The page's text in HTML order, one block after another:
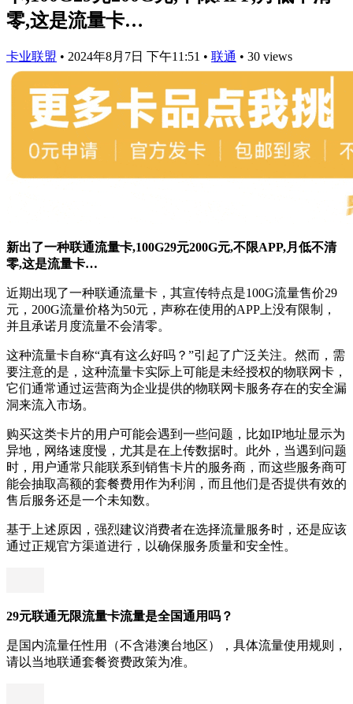
零,这是流量卡…
卡业联盟 • 2024年8月7日 下午11:51 • 联通 • 30 views
新出了一种联通流量卡,100G29元200G元,不限APP,月低不清
零,这是流量卡…
近期出现了一种联通流量卡，其宣传特点是100G流量售价29
元，200G流量价格为50元，声称在使用的APP上没有限制，
并且承诺月度流量不会清零。
这种流量卡自称“真有这么好吗？”引起了广泛关注。然而，需
要注意的是，这种流量卡实际上可能是未经授权的物联网卡，
它们通常通过运营商为企业提供的物联网卡服务存在的安全漏
洞来流入市场。
购买这类卡片的用户可能会遇到一些问题，比如IP地址显示为
异地，网络速度慢，尤其是在上传数据时。此外，当遇到问题
时，用户通常只能联系到销售卡片的服务商，而这些服务商可
能会抽取高额的套餐费用作为利润，而且他们是否提供有效的
售后服务还是一个未知数。
基于上述原因，强烈建议消费者在选择流量服务时，还是应该
通过正规官方渠道进行，以确保服务质量和安全性。
29元联通无限流量卡流量是全国通用吗？
是国内流量任性用（不含港澳台地区），具体流量使用规则，
请以当地联通套餐资费政策为准。